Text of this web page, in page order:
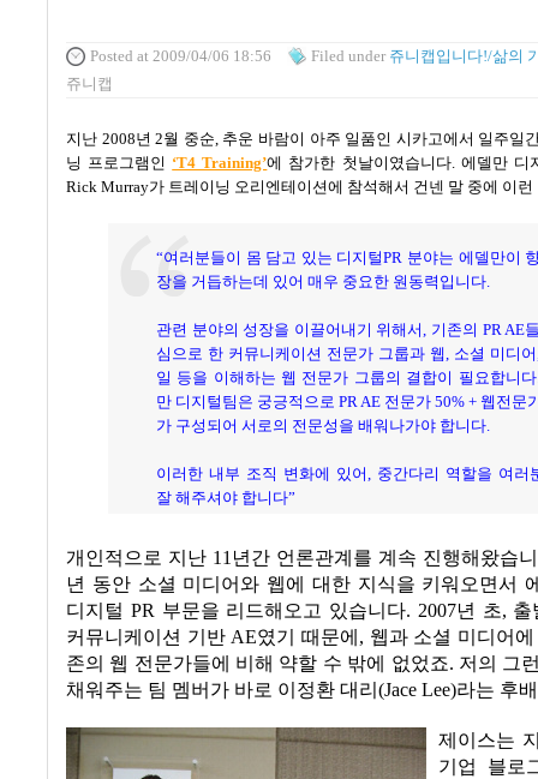
Posted at 2009/04/06 18:56 Filed under 쥬니캡입니다!/삶의
쥬니캡
지난 2008년 2월 중순 추운 바람이 아주 일품인 시카고에서 일주일
닝 프로그램인 ‘T4 Training’에 참가한 첫날이였습니다. 에델만 디
Rick Murray가 트레이닝 오리엔테이션에 참석해서 건넨 말 중에 이런
“여러분들이 몸 담고 있는 디지털PR 분야는 에델만이
장을 거듭하는데 있어 매우 중요한 원동력입니다.
관련 분야의 성장을 이끌어내기 위해서, 기존의 PR AE
심으로 한 커뮤니케이션 전문가 그룹과 웹, 소셜 미디어
일 등을 이해하는 웹 전문가 그룹의 결합이 필요합니다
만 디지털팀은 궁긍적으로 PR AE 전문가 50% + 웹전문
가 구성되어 서로의 전문성을 배워나가야 합니다.
이러한 내부 조직 변화에 있어, 중간다리 역할을 여러
잘 해주셔야 합니다”
개인적으로 지난 11년간 언론관계를 계속 진행해왔습
년 동안 소셜 미디어와 웹에 대한 지식을 키워오면서
디지털 PR 부문을 리드해오고 있습니다. 2007년 초, 출
커뮤니케이션 기반AE였기 때문에 , 웹과 소셜 미디어
존의 웹 전문가들에 비해 약할 수 밖에 없었죠. 저의 그
채워주는 팀 멤버가 바로 이정환 대리 (Jace Lee)라는 후
제이스는
기업 블로